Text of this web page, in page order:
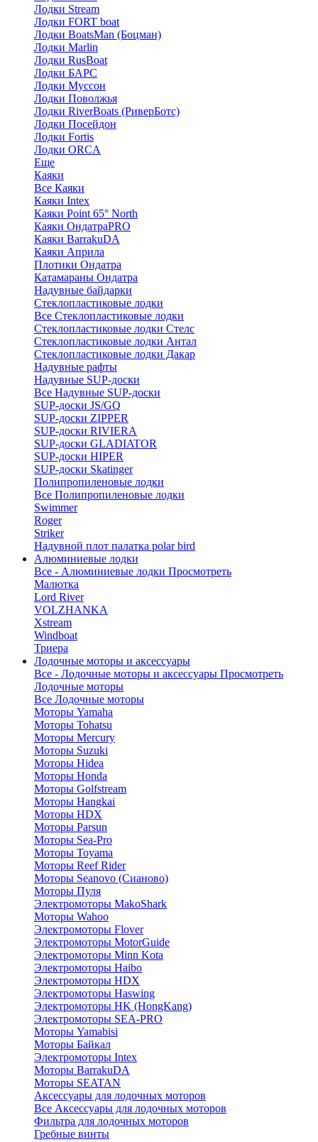
Лодки Stream
Лодки FORT boat
Лодки BoatsMan (Боцман)
Лодки Marlin
Лодки RusBoat
Лодки БАРС
Лодки Муссон
Лодки Поволжья
Лодки RiverBoats (РиверБотс)
Лодки Посейдон
Лодки Fortis
Лодки ORCA
Еще
Каяки
Все Каяки
Каяки Intex
Каяки Point 65° North
Каяки ОндатраPRO
Каяки BarrakuDA
Каяки Априла
Плотики Ондатра
Катамараны Ондатра
Надувные байдарки
Стеклопластиковые лодки
Все Стеклопластиковые лодки
Стеклопластиковые лодки Стелс
Стеклопластиковые лодки Антал
Стеклопластиковые лодки Дакар
Надувные рафты
Надувные SUP-доски
Все Надувные SUP-доски
SUP-доски JS/GQ
SUP-доски ZIPPER
SUP-доски RIVIERA
SUP-доски GLADIATOR
SUP-доски HIPER
SUP-доски Skatinger
Полипропиленовые лодки
Все Полипропиленовые лодки
Swimmer
Roger
Striker
Надувной плот палатка polar bird
Алюминиевые лодки
Все - Алюминиевые лодки Просмотреть
Малютка
Lord River
VOLZHANKA
Xstream
Windboat
Триера
Лодочные моторы и аксессуары
Все - Лодочные моторы и аксессуары Просмотреть
Лодочные моторы
Все Лодочные моторы
Моторы Yamaha
Моторы Tohatsu
Моторы Mercury
Моторы Suzuki
Моторы Hidea
Моторы Honda
Моторы Golfstream
Моторы Hangkai
Моторы HDX
Моторы Parsun
Моторы Sea-Pro
Моторы Toyama
Моторы Reef Rider
Моторы Seanovo (Сианово)
Моторы Пуля
Электромоторы MakoShark
Моторы Wahoo
Электромоторы Flover
Электромоторы MotorGuide
Электромоторы Minn Kota
Электромоторы Haibo
Электромоторы HDX
Электромоторы Haswing
Электромоторы HK (HongKang)
Электромоторы SEA-PRO
Моторы Yamabisi
Моторы Байкал
Электромоторы Intex
Моторы BarrakuDA
Моторы SEATAN
Аксессуары для лодочных моторов
Все Аксессуары для лодочных моторов
Фильтра для лодочных моторов
Гребные винты